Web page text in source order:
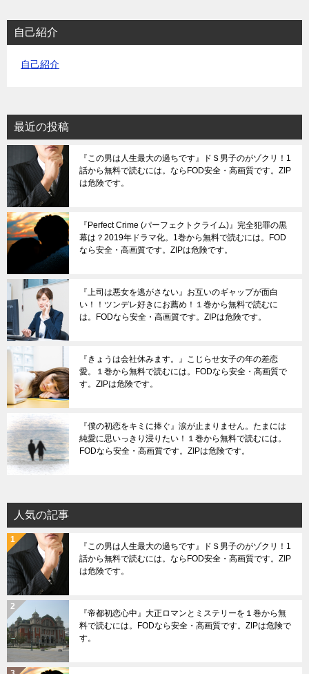
自己紹介
自己紹介
最近の投稿
『この男は人生最大の過ちです』ドＳ男子のがゾクリ！1
話から無料で読むには。ならFOD安全・高画質です。ZIP
は危険です。
『Perfect Crime (パーフェクトクライム)』完全犯罪の黒
幕は？2019年ドラマ化。1巻から無料で読むには。FOD
なら安全・高画質です。ZIPは危険です。
『上司は悪女を逃がさない』お互いのギャップが面白
い！！ツンデレ好きにお薦め！１巻から無料で読むに
は。FODなら安全・高画質です。ZIPは危険です。
『きょうは会社休みます。』こじらせ女子の年の差恋
愛。１巻から無料で読むには。FODなら安全・高画質で
す。ZIPは危険です。
『僕の初恋をキミに捧ぐ』涙が止まりません。たまには
純愛に思いっきり浸りたい！１巻から無料で読むには。
FODなら安全・高画質です。ZIPは危険です。
人気の記事
『この男は人生最大の過ちです』ドＳ男子のがゾクリ！1
話から無料で読むには。ならFOD安全・高画質です。ZIP
は危険です。
『帝都初恋心中』大正ロマンとミステリーを１巻から無
料で読むには。FODなら安全・高画質です。ZIPは危険で
す。